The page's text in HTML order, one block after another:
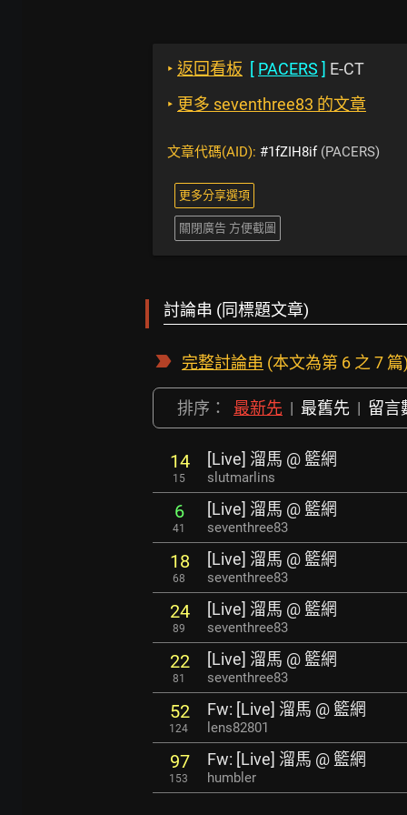
‣ 返回看板 [ PACERS ] E-CT
‣ 更多 seventhree83 的文章
文章代碼(AID): #1fZIH8if(PACERS)
更多分享選項
關閉廣告 方便截圖
討論串 (同標題文章)
完整討論串 (本文為第 6 之 7
排序： 最新先 | 最舊先 | 留言
14
15
[Live] 溜馬 @ 籃網
slutmarlins
6
41
[Live] 溜馬 @ 籃網
seventhree83
18
68
[Live] 溜馬 @ 籃網
seventhree83
24
89
[Live] 溜馬 @ 籃網
seventhree83
22
81
[Live] 溜馬 @ 籃網
seventhree83
52
124
Fw: [Live] 溜馬 @ 籃網
lens82801
97
153
Fw: [Live] 溜馬 @ 籃網
humbler